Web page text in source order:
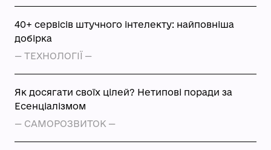
40+ сервісів штучного інтелекту: найповніша
добірка
— ТЕХНОЛОГІЇ —
Як досягати своїх цілей? Нетипові поради за
Есенціалізмом
— САМОРОЗВИТОК —